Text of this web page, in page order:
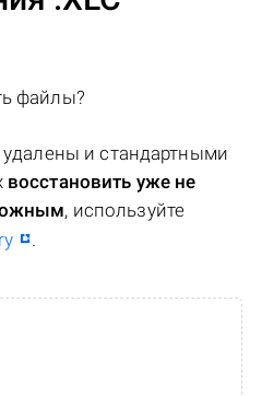
файлы?
и стандартными
восстановить уже не
, используйте
.